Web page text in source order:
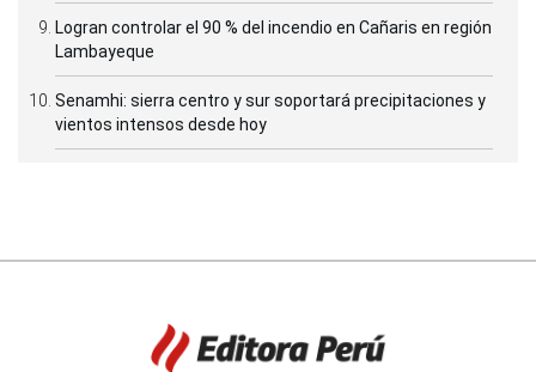
Logran controlar el 90 % del incendio en Cañaris en región
Lambayeque
Senamhi: sierra centro y sur soportará precipitaciones y
vientos intensos desde hoy